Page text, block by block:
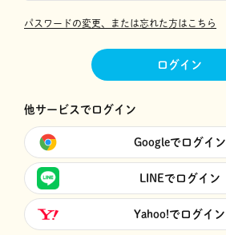
パスワードの変更、または忘れた方はこちら
ログイン
他サービスでログイン
Googleでログイン
LINEでログイン
Yahoo!でログイン